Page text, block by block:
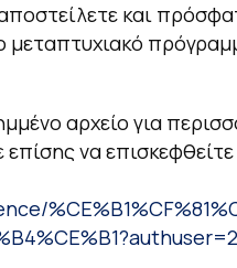
και
μεταπτυχιακό
αρχείο για
να επισκεφθείτε